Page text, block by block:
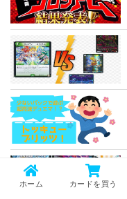
ホーム カードを買う